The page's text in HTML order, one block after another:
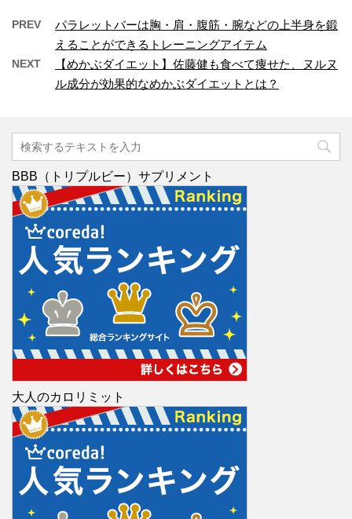
PREV
パラレットバーは胸・肩・腹筋・腕などの上半身を鍛
えることができるトレーニングアイテム
NEXT
【めかぶダイエット】佐藤健も食べて痩せた、ヌルヌ
ル成分が効果的なめかぶダイエットとは？
BBB（トリプルビー）サプリメント
大人のカロリミット